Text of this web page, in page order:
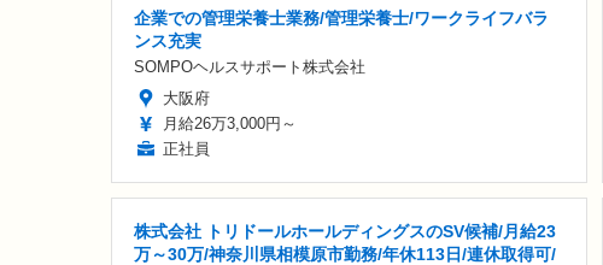
企業での管理栄養士業務/管理栄養士/ワークライフバラ
ンス充実
SOMPOヘルスサポート株式会社
大阪府
月給26万3,000円～
正社員
株式会社 トリドールホールディングスのSV候補/月給23
万～30万/神奈川県相模原市勤務/年休113日/連休取得可/